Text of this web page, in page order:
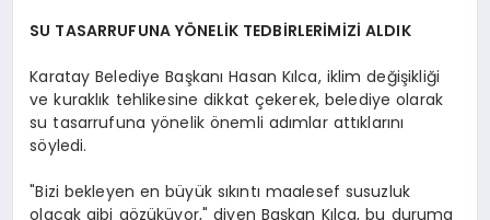
SU TASARRUFUNA YÖNELİK TEDBİRLERİMİZİ ALDIK
Karatay Belediye Başkanı Hasan Kılca, iklim değişikliği
ve kuraklık tehlikesine dikkat çekerek, belediye olarak
su tasarrufuna yönelik önemli adımlar attıklarını
söyledi.
"Bizi bekleyen en büyük sıkıntı maalesef susuzluk
olacak gibi gözüküyor," diyen Başkan Kılca, bu duruma